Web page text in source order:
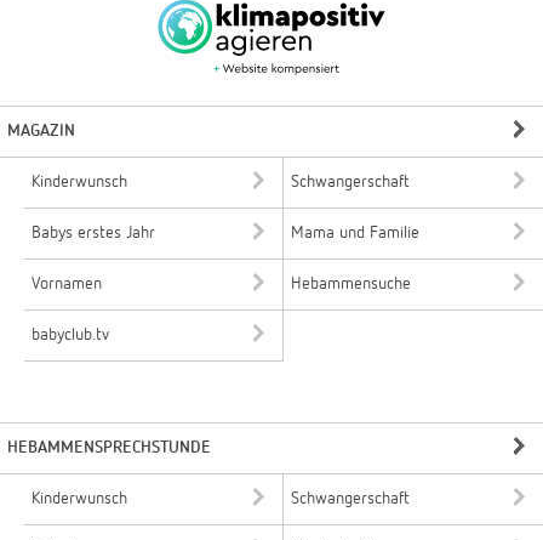
MAGAZIN
Kinderwunsch Schwangerschaft
Babys erstes Jahr Mama und Familie
Vornamen Hebammensuche
babyclub.tv
HEBAMMENSPRECHSTUNDE
Kinderwunsch Schwangerschaft